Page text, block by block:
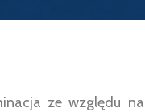
ze względu